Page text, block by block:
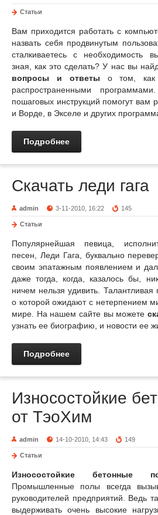
Статьи
Вам приходится работать с
назвать себя продвинутым
сталкиваетесь с необходимость
зная, как это сделать? У нас вы
вопросы и ответы о том, как
распространенными
пошаговых инструкций помогут вам
и Ворде, в Экселе и других
Подробнее
Скачать леди гага
admin 3-11-2010, 16:22 145
Статьи
Популярнейшая певица,
песен, Леди Гага, буквально
своим эпатажным появлением и
даже тогда, когда, казалось бы,
ничем нельзя удивить. Талантливая
о которой ожидают с нетерпением
мире. На нашем сайте вы можете
узнать ее биографию, и новости ее
Подробнее
Износостойкие
от ТэоХим
admin 14-10-2010, 14:43 149
Статьи
Износостойкие
Промышленные полы всегда
руководителей предприятий. Ведь
выдерживать очень высокие